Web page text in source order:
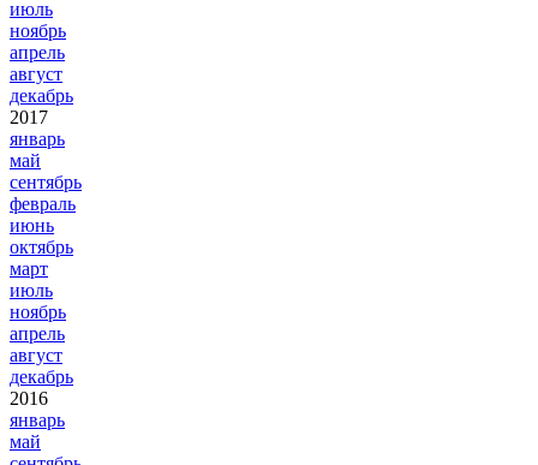
июль
ноябрь
апрель
август
декабрь
2017
январь
май
сентябрь
февраль
июнь
октябрь
март
июль
ноябрь
апрель
август
декабрь
2016
январь
май